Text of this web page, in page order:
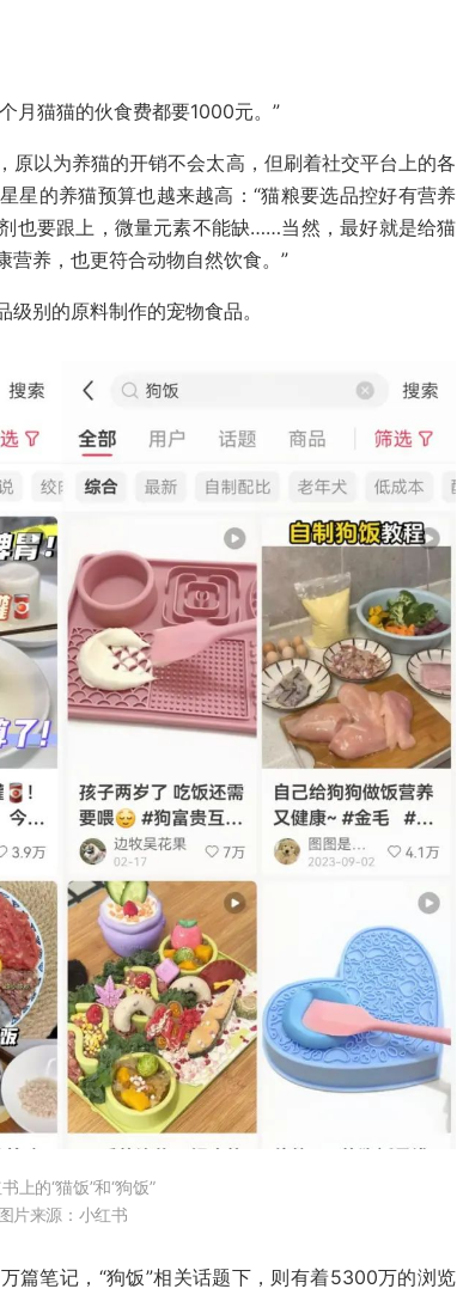
月猫猫的伙食费都要1000元。”
原以为养猫的开销不会太高，但刷着社交平台上的各
星的养猫预算也越来越高：“猫粮要选品控好有营养
也要跟上，微量元素不能缺……当然，最好就是给猫
营养，也更符合动物自然饮食。”
别的原料制作的宠物食品。
上的“猫饭”和“狗饭”
片来源：小红书
篇笔记，“狗饭”相关话题下，则有着5300万的浏览